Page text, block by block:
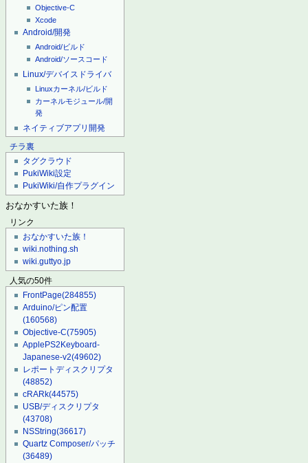
Objective-C
Xcode
Android/開発
Android/ビルド
Android/ソースコード
Linux/デバイスドライバ
Linuxカーネル/ビルド
カーネルモジュール/開
発
ネイティブアプリ開発
チラ裏
タグクラウド
PukiWiki設定
PukiWiki/自作プラグイン
おなかすいた族！
リンク
おなかすいた族！
wiki.nothing.sh
wiki.guttyo.jp
人気の50件
FrontPage(284855)
Arduino/ピン配置
(160568)
Objective-C(75905)
ApplePS2Keyboard-
Japanese-v2(49602)
レポートディスクリプタ
(48852)
cRARk(44575)
USB/ディスクリプタ
(43708)
NSString(36617)
Quartz Composer/パッチ
(36489)